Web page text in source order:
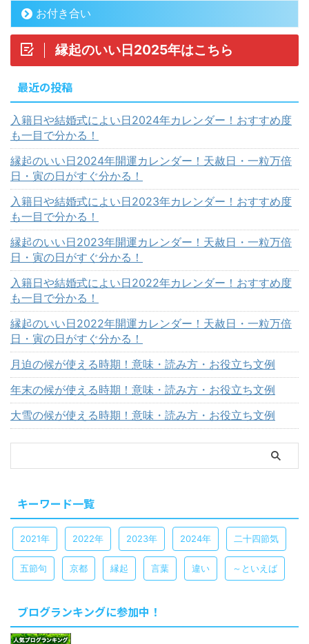
お付き合い
縁起のいい日2025年はこちら
最近の投稿
入籍日や結婚式によい日2024年カレンダー！おすすめ度
も一目で分かる！
縁起のいい日2024年開運カレンダー！天赦日・一粒万倍
日・寅の日がすぐ分かる！
入籍日や結婚式によい日2023年カレンダー！おすすめ度
も一目で分かる！
縁起のいい日2023年開運カレンダー！天赦日・一粒万倍
日・寅の日がすぐ分かる！
入籍日や結婚式によい日2022年カレンダー！おすすめ度
も一目で分かる！
縁起のいい日2022年開運カレンダー！天赦日・一粒万倍
日・寅の日がすぐ分かる！
月迫の候が使える時期！意味・読み方・お役立ち文例
年末の候が使える時期！意味・読み方・お役立ち文例
大雪の候が使える時期！意味・読み方・お役立ち文例
キーワード一覧
2021年 2022年 2023年 2024年 二十四節気
五節句 京都 縁起 言葉 違い ～といえば
ブログランキングに参加中！